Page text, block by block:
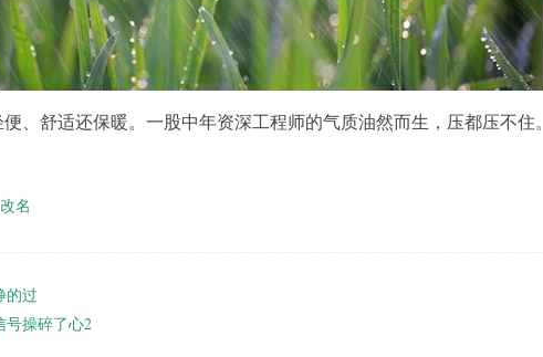
舒适还保暖。一股中年资深工程师的气质油然而生，压都压不住。
改名
的过
号操碎了心2